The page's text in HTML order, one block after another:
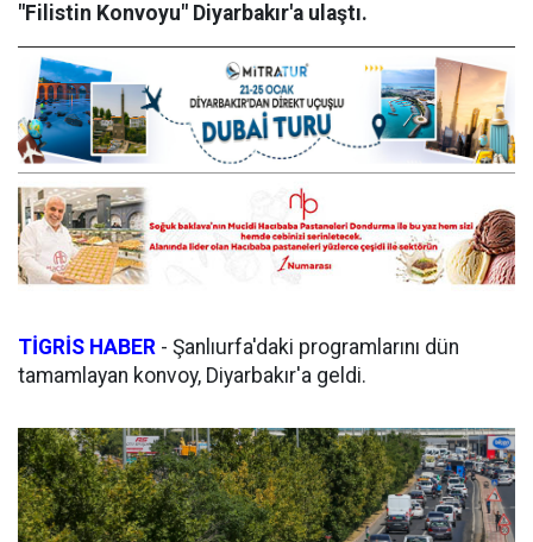
"Filistin Konvoyu" Diyarbakır'a ulaştı.
TİGRİS HABER - Şanlıurfa'daki programlarını dün
tamamlayan konvoy, Diyarbakır'a geldi.